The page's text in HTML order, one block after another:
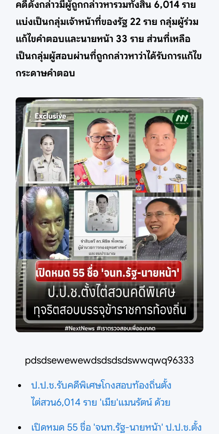
คดีดังกล่าวมีผู้ถูกกล่าวหารวมทั้งสิ้น 6,014 ราย
แบ่งเป็นกลุ่มเจ้าหน้าที่ของรัฐ 22 ราย กลุ่มผู้ร่วม
แก้ไขคำตอบและนายหน้า 33 ราย ส่วนที่เหลือ
เป็นกลุ่มผู้สอบผ่านที่ถูกกล่าวหาว่าได้รับการแก้ไข
กระดาษคำตอบ
pdsdsewewewdsdsdsdswwqwq96333
ป.ป.ช.รับคดีพิเศษโกงสอบท้องถิ่นตั้ง
ไต่สวน6,014 ราย 'เมีย'แมนรัตน์ ด้วย
เปิดหมด 55 ชื่อ 'จนท.รัฐ-นายหน้า' ป.ป.ช.ตั้ง